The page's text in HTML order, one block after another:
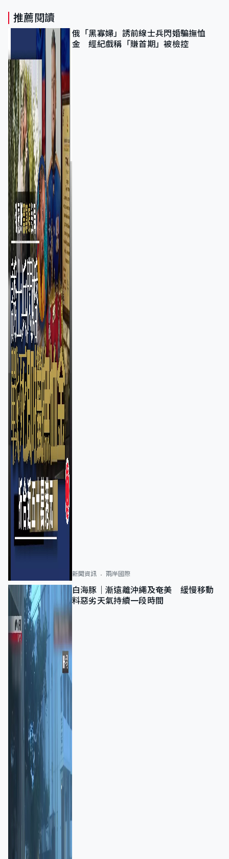
推薦閱讀
俄「黑寡婦」誘前線士兵閃婚騙撫恤
金 經紀戲稱「賺首期」被檢控
新聞資訊 兩岸國際
白海豚｜漸遠離沖繩及奄美 緩慢移動
料惡劣天氣持續一段時間